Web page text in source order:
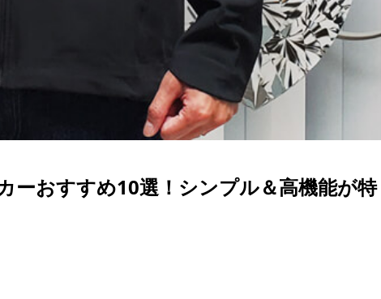
ーおすすめ10選！シンプル＆高機能が特